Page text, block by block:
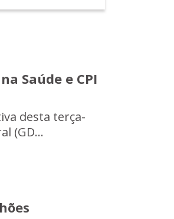
Saúde e CPI
desta terça-
(GD...